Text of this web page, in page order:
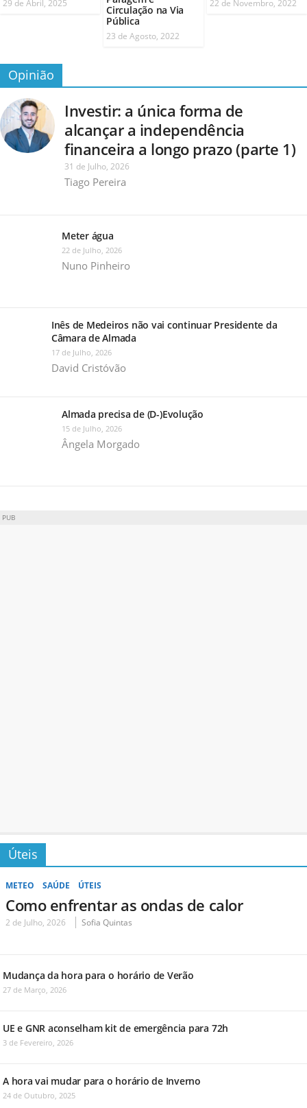
29 de Abril, 2025
Circulação na Via
Pública
23 de Agosto, 2022
22 de Novembro, 2022
Opinião
Investir: a única forma de
alcançar a independência
financeira a longo prazo (parte 1)
31 de Julho, 2026
Tiago Pereira
Meter água
22 de Julho, 2026
Nuno Pinheiro
Inês de Medeiros não vai continuar Presidente da
Câmara de Almada
17 de Julho, 2026
David Cristóvão
Almada precisa de (D-)Evolução
15 de Julho, 2026
Ângela Morgado
PUB
Úteis
METEO SAÚDE ÚTEIS
Como enfrentar as ondas de calor
2 de Julho, 2026 Sofia Quintas
Mudança da hora para o horário de Verão
27 de Março, 2026
UE e GNR aconselham kit de emergência para 72h
3 de Fevereiro, 2026
A hora vai mudar para o horário de Inverno
24 de Outubro, 2025